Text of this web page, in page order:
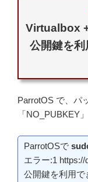
Virtualbox
公開鍵を
ParrotOS で、パ
「NO_PUBKEY
ParrotOSで
エラー:1
公開鍵を利用で